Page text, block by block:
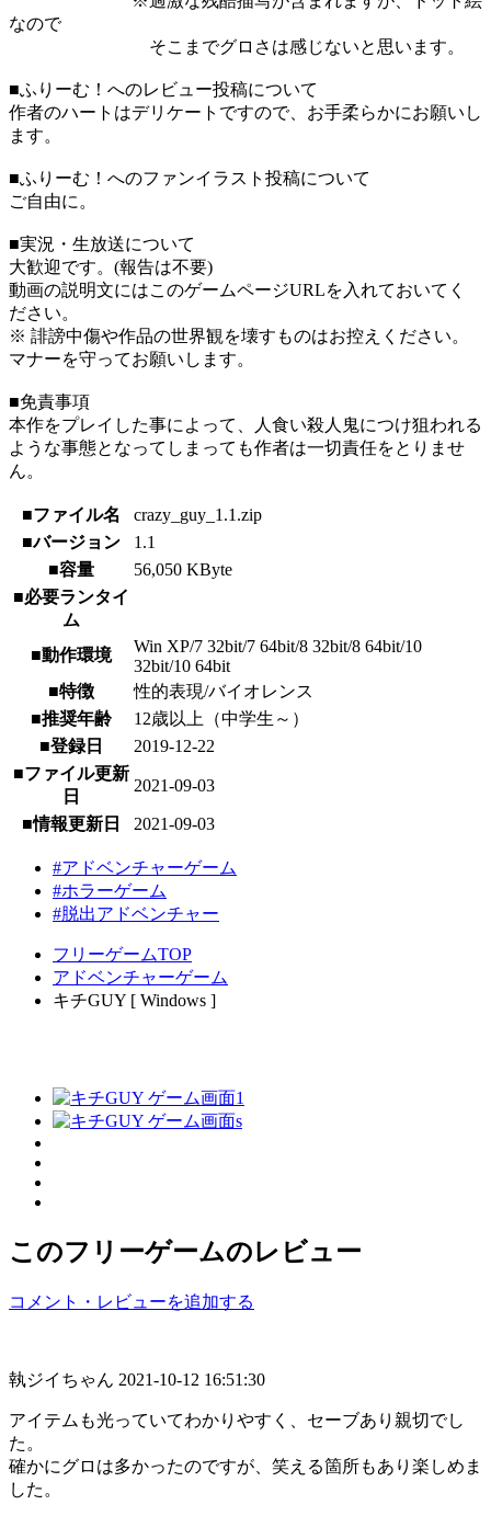
なので
そこまでグロさは感じないと思います。
■ふりーむ！へのレビュー投稿について
作者のハートはデリケートですので、お手柔らかにお願いし
ます。
■ふりーむ！へのファンイラスト投稿について
ご自由に。
■実況・生放送について
大歓迎です。(報告は不要)
動画の説明文にはこのゲームページURLを入れておいてく
ださい。
※ 誹謗中傷や作品の世界観を壊すものはお控えください。
マナーを守ってお願いします。
■免責事項
本作をプレイした事によって、人食い殺人鬼につけ狙われる
ような事態となってしまっても作者は一切責任をとりませ
ん。
■ファイル名
crazy_guy_1.1.zip
■バージョン
1.1
■容量
56,050 KByte
■必要ランタイ
ム
■動作環境
Win XP/7 32bit/7 64bit/8 32bit/8 64bit/10
32bit/10 64bit
■特徴
性的表現/バイオレンス
■推奨年齢
12歳以上（中学生～）
■登録日
2019-12-22
■ファイル更新
日
2021-09-03
■情報更新日 2021-09-03
#アドベンチャーゲーム
#ホラーゲーム
#脱出アドベンチャー
フリーゲームTOP
アドベンチャーゲーム
キチGUY [ Windows ]
このフリーゲームのレビュー
コメント・レビューを追加する
執ジイちゃん 2021-10-12 16:51:30
アイテムも光っていてわかりやすく、セーブあり親切でし
た。
確かにグロは多かったのですが、笑える箇所もあり楽しめま
した。